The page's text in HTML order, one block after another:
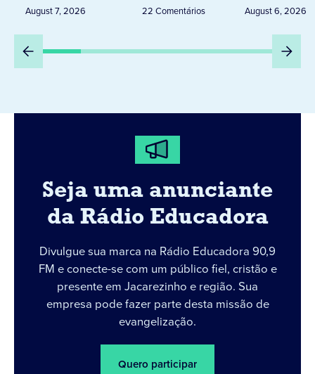
August 7, 2026 22 Comentários
Peru
August 6, 2026
Seja uma anunciante
da Rádio Educadora
Divulgue sua marca na Rádio Educadora 90,9
FM e conecte-se com um público fiel, cristão e
presente em Jacarezinho e região. Sua
empresa pode fazer parte desta missão de
evangelização.
Quero participar